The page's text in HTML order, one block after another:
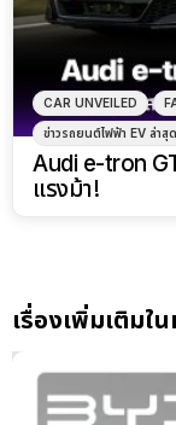
CAR UNVEILED
ข่าวรถยนต์ไฟฟ้า EV ล่าสุด
Audi e-tron
แรงม้า!
เรื่องเพิ่มเติมใ